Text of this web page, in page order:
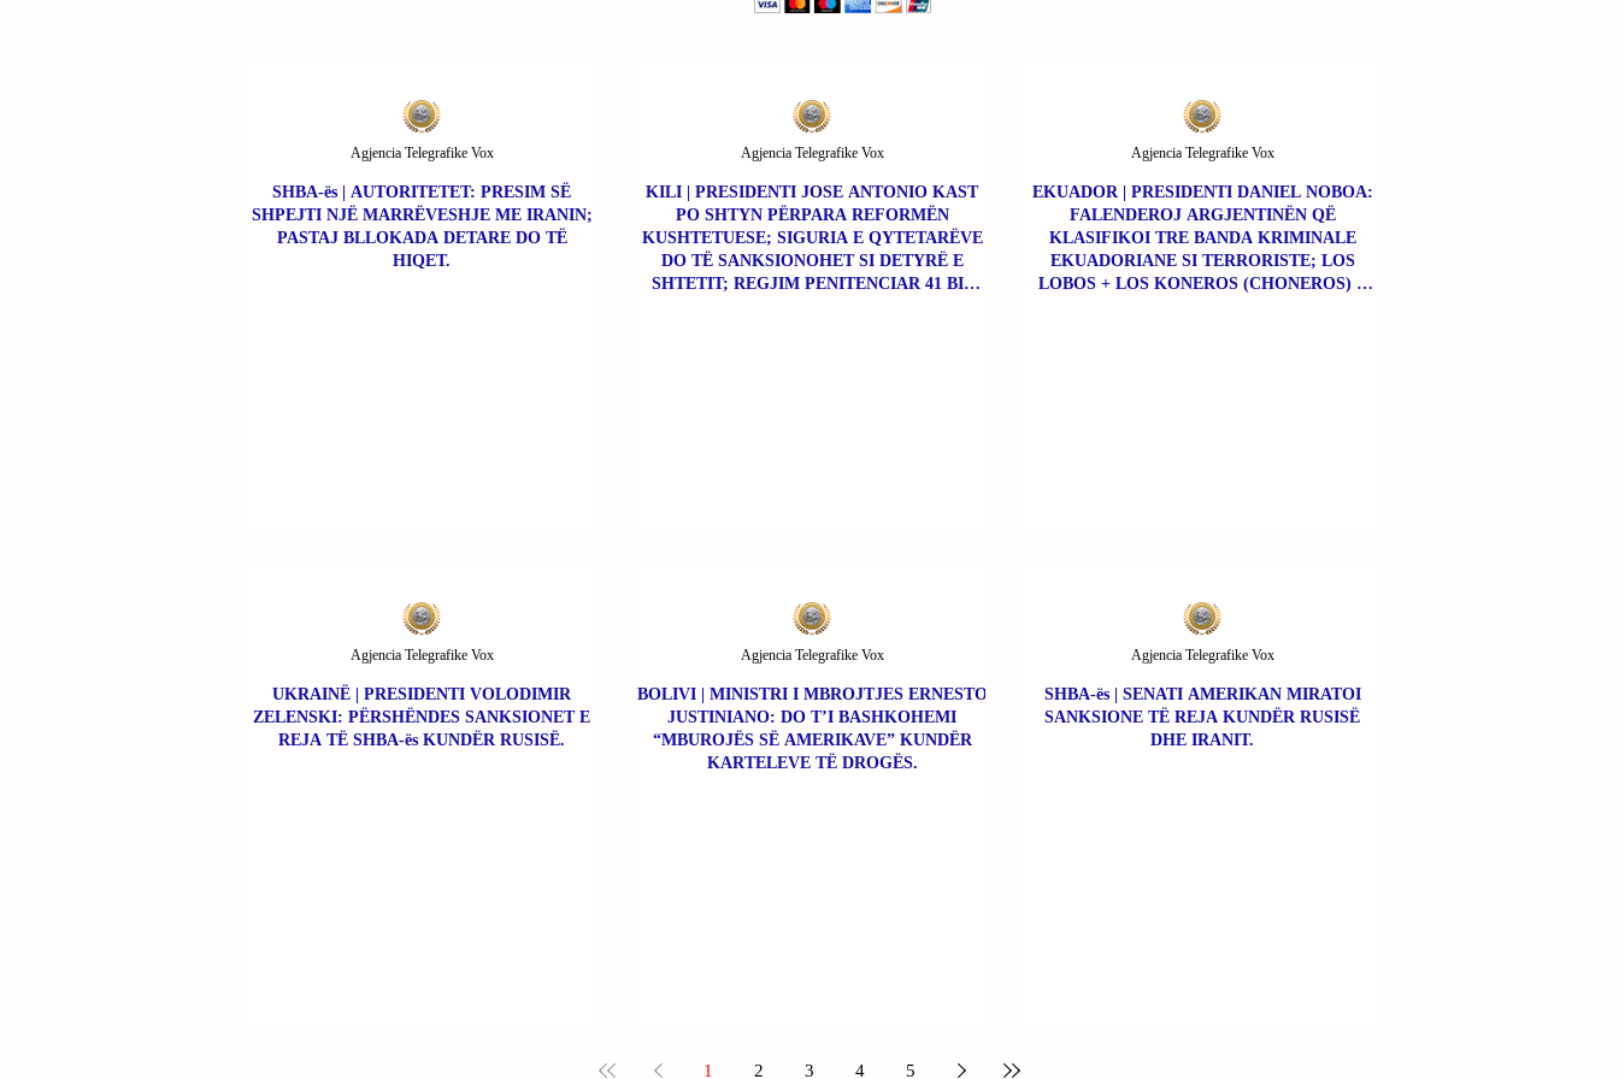
SHBA-ës | AUTORITETET: PRESIM SË
SHPEJTI NJË MARRËVESHJE ME IRANIN;
PASTAJ BLLOKADA DETARE DO TË
HIQET.
Agjencia Telegrafike Vox
KILI | PRESIDENTI JOSE ANTONIO KAST
PO SHTYN PËRPARA REFORMËN
KUSHTETUESE; SIGURIA E QYTETARËVE
DO TË SANKSIONOHET SI DETYRË E
SHTETIT; REGJIM PENITENCIAR 41 BIS
Agjencia Telegrafike Vox
EKUADOR | PRESIDENTI DANIEL NOBOA:
FALENDEROJ ARGJENTINËN QË
KLASIFIKOI TRE BANDA KRIMINALE
EKUADORIANE SI TERRORISTE; LOS
LOBOS + LOS KONEROS (CHONEROS) +
Agjencia Telegrafike Vox
UKRAINË | PRESIDENTI VOLODIMIR
ZELENSKI: PËRSHËNDES SANKSIONET E
REJA TË SHBA-ës KUNDËR RUSISË.
Agjencia Telegrafike Vox
BOLIVI | MINISTRI I MBROJTJES ERNESTO
JUSTINIANO: DO T’I BASHKOHEMI
“MBUROJËS SË AMERIKAVE” KUNDËR
KARTELEVE TË DROGËS.
Agjencia Telegrafike Vox
SHBA-ës | SENATI AMERIKAN MIRATOI
SANKSIONE TË REJA KUNDËR RUSISË
DHE IRANIT.
Agjencia Telegrafike Vox
1 2 3 4 5